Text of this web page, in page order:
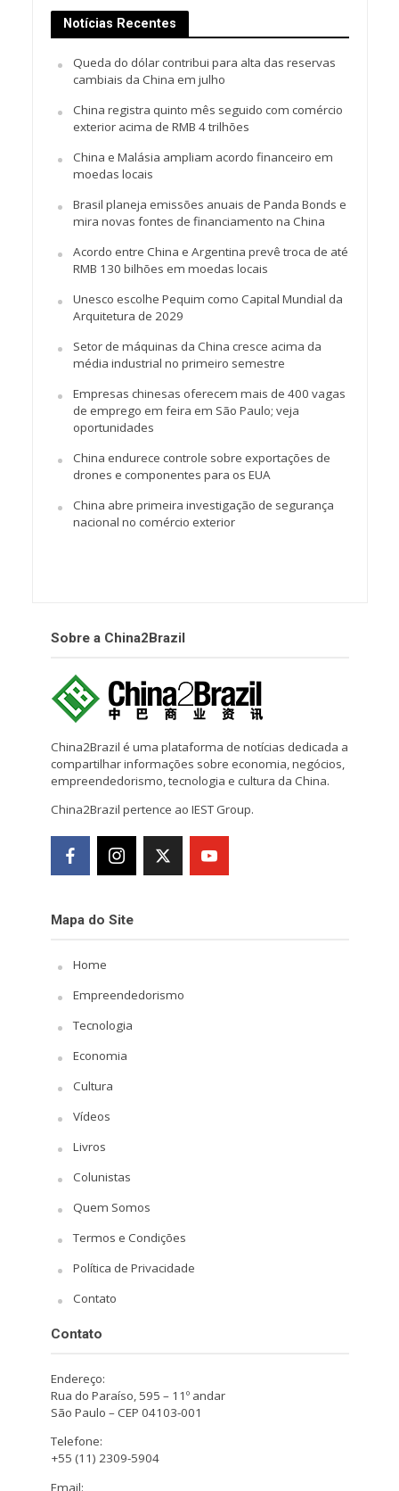
Notícias Recentes
Queda do dólar contribui para alta das reservas
cambiais da China em julho
China registra quinto mês seguido com comércio
exterior acima de RMB 4 trilhões
China e Malásia ampliam acordo financeiro em
moedas locais
Brasil planeja emissões anuais de Panda Bonds e
mira novas fontes de financiamento na China
Acordo entre China e Argentina prevê troca de até
RMB 130 bilhões em moedas locais
Unesco escolhe Pequim como Capital Mundial da
Arquitetura de 2029
Setor de máquinas da China cresce acima da
média industrial no primeiro semestre
Empresas chinesas oferecem mais de 400 vagas
de emprego em feira em São Paulo; veja
oportunidades
China endurece controle sobre exportações de
drones e componentes para os EUA
China abre primeira investigação de segurança
nacional no comércio exterior
Sobre a China2Brazil
China2Brazil é uma plataforma de notícias dedicada a
compartilhar informações sobre economia, negócios,
empreendedorismo, tecnologia e cultura da China.
China2Brazil pertence ao IEST Group.
Mapa do Site
Home
Empreendedorismo
Tecnologia
Economia
Cultura
Vídeos
Livros
Colunistas
Quem Somos
Termos e Condições
Política de Privacidade
Contato
Contato
Endereço:
Rua do Paraíso, 595 – 11º andar
São Paulo – CEP 04103-001
Telefone:
+55 (11) 2309-5904
Email: